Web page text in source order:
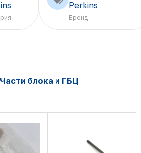
Perkins
Бренд
Части блока и ГБЦ